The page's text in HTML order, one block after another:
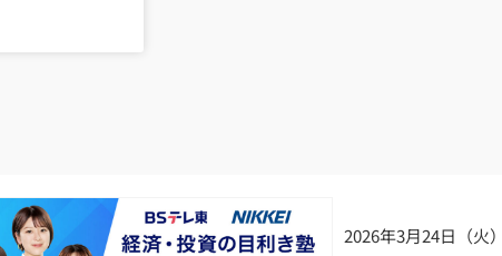
2026年3月24日（火）